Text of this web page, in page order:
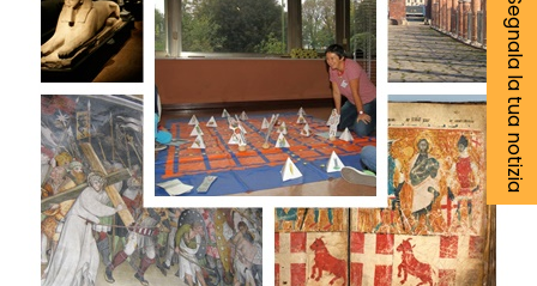
Segnala la tua notizia